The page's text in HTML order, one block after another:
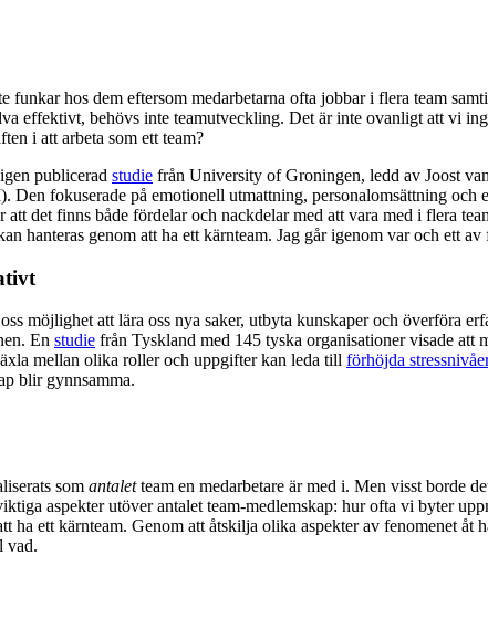
hos dem eftersom medarbetarna ofta jobbar i flera team
effektivt, behövs inte teamutveckling. Det är inte ovanligt att vi
i att arbeta som ett team?
publicerad studie från University of Groningen, ledd av Joost
Den fokuserade på emotionell utmattning, personalomsättning och
det finns både fördelar och nackdelar med att vara med i flera
hanteras genom att ha ett kärnteam. Jag går igenom var och ett av
möjlighet att lära oss nya saker, utbyta kunskaper och överföra
En studie från Tyskland med 145 tyska organisationer visade
mellan olika roller och uppgifter kan leda till förhöjda stressnivåer
blir gynnsamma.
som antaletteam en medarbetare är med i. Men visst borde
aspekter utöver antalet team-medlemskap: hur ofta vi byter
ha ett kärnteam. Genom att åtskilja olika aspekter av fenomenet
vad.